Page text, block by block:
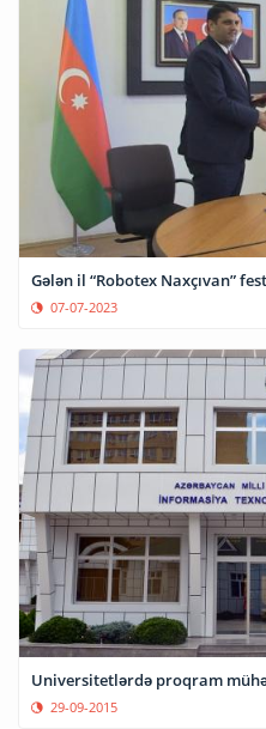
Gələn il “Robotex Naxçıvan”
07-07-2023
Universitetlərdə proqram
29-09-2015